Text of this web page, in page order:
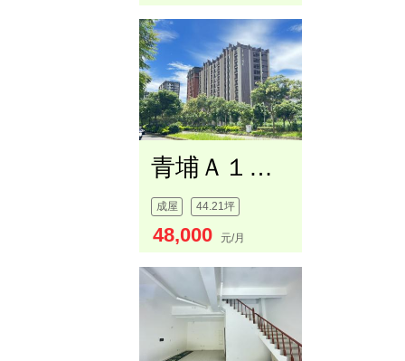
青埔Ａ１８林立寬和金店面
成屋 44.21坪
48,000 元/月